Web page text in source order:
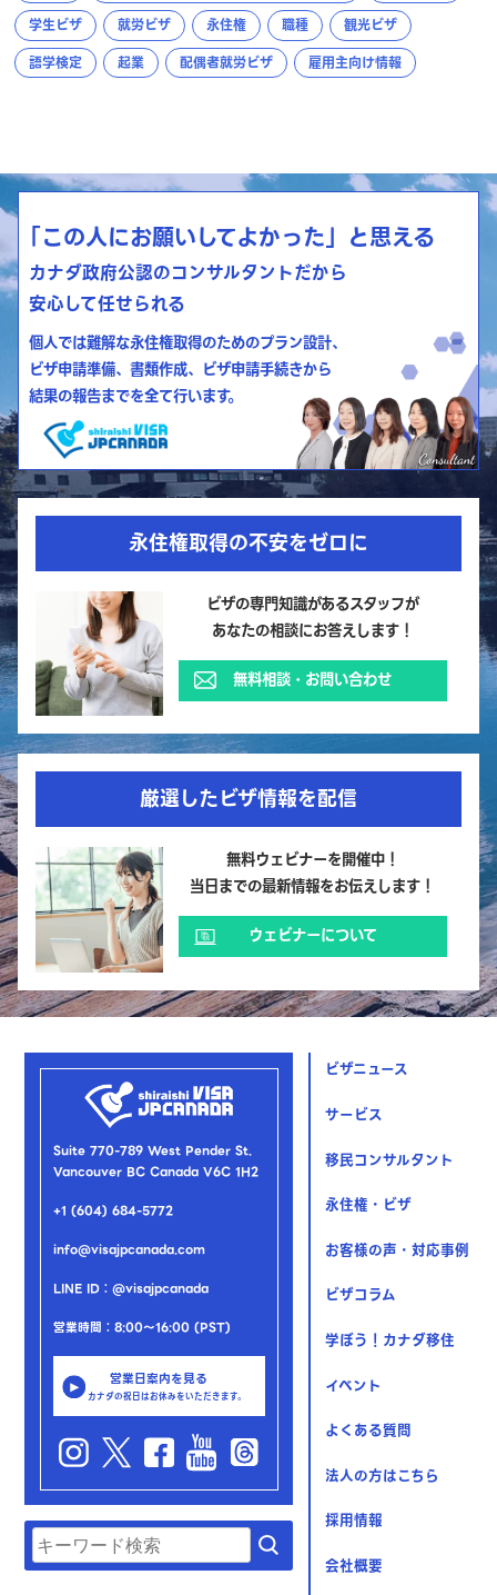
学生ビザ
就労ビザ 永住権 職種
観光ビザ
語学検定
起業 配偶者就労ビザ 雇用主向け情報
「この人にお願いしてよかった」と思える
カナダ政府公認のコンサルタントだから
安心して任せられる
個人では難解な永住権取得のためのプラン設計、
ビザ申請準備、書類作成、ビザ申請手続きから
結果の報告までを全て行います。
永住権取得の不安をゼロに
ビザの専門知識があるスタッフが
あなたの相談にお答えします！
無料相談・お問い合わせ
厳選したビザ情報を配信
無料ウェビナーを開催中！
当日までの最新情報をお伝えします！
ウェビナーについて
Suite 770-789 West Pender St.
Vancouver BC Canada V6C 1H2
+1 (604) 684-5772
info@visajpcanada.com
LINE ID：@visajpcanada
営業時間：8:00～16:00 (PST)
営業日案内を見る
カナダの祝日はお休みをいただきます。
ビザニュース
サービス
移民コンサルタント
永住権・ビザ
お客様の声・対応事例
ビザコラム
学ぼう！カナダ移住
イベント
よくある質問
法人の方はこちら
採用情報
会社概要